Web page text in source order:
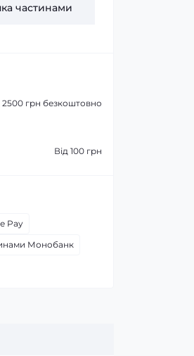
частинами
2500 грн безкоштовно
Від 100 грн
Pay
Монобанк